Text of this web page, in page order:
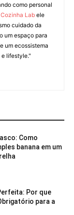
como personal
Labele
cuidado da
um espaço para
um ecossistema
lifestyle."
Como
banana em um
Por que
para a